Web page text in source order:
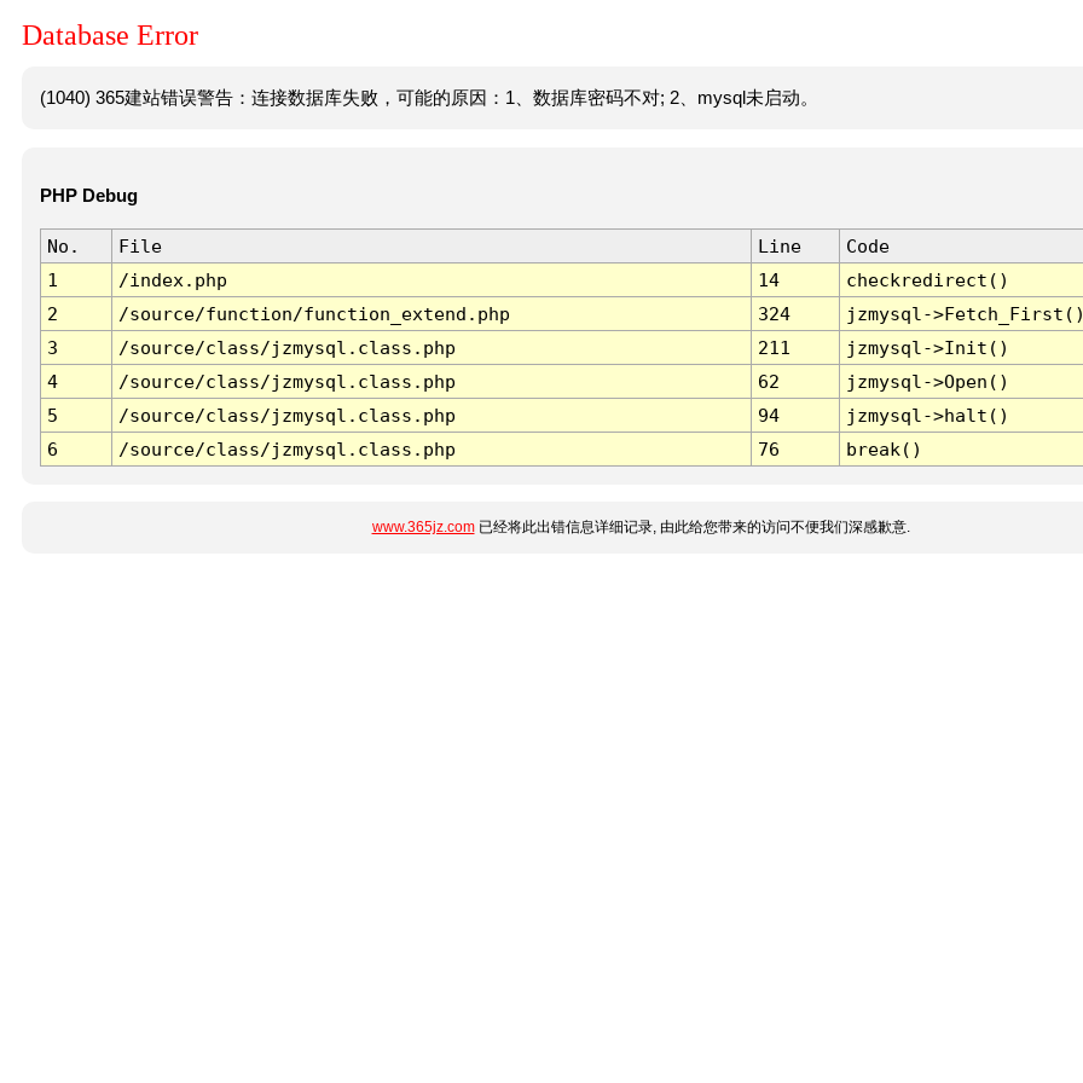
Database Error
(1040) 365建站错误警告：连接数据库失败，可能的原因：1、数据库密码不对; 2、mysql未启动。
PHP Debug
No. File Line
Code
1
/index.php 14
checkredirect()
2
/source/function/function_extend.php 324
jzmysql-
3
/source/class/jzmysql.class.php 211
jzmysql->Init()
4
/source/class/jzmysql.class.php 62
jzmysql->Open()
5
/source/class/jzmysql.class.php 94
jzmysql->halt()
6
/source/class/jzmysql.class.php 76 break()
www.365jz.com已经将此出错信息详细记录, 由此给您带来的访问不便我们深感歉意.